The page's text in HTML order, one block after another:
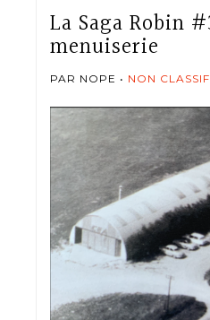
La Saga Robin
menuiserie
PAR NOPE NON